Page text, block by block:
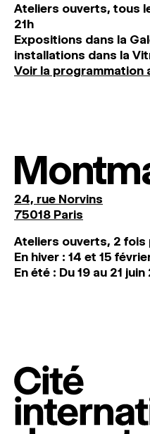
Ateliers ouverts, tous
21h
Expositions dans la
installations dans la
Voir la
24, rue Norvins
75018 Paris
Ateliers ouverts, 2 fois
En hiver : 14 et 15
En été : Du 19 au 21